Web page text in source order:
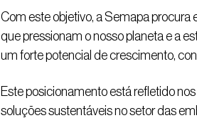
Com este objetivo, a Semapa procura
que pressionam o nosso planeta e a
um forte potencial de crescimento,
Este posicionamento está refletido
soluções sustentáveis no setor das